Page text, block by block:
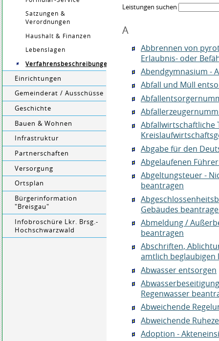
Satzungen &
Verordnungen
Haushalt & Finanzen
Lebenslagen
Verfahrensbeschreibungen
Einrichtungen
Gemeinderat / Ausschüsse
Geschichte
Bauen & Wohnen
Infrastruktur
Partnerschaften
Versorgung
Ortsplan
Bürgerinformation
"Breisgau"
Infobroschüre Lkr. Brsg.-
Hochschwarzwald
Leistungen suchen
A
Abbrennen von
Erlaubnis- oder
Abendgymnasium -
Abfall und Müll
Abfallwirtschaftliche
Abgabe für den
Abgelaufenen
Abgeltungsteuer -
beantragen
Gebäudes
Abmeldung /
beantragen
Abschriften,
amtlich beglaubigen
Abwasser entsorgen
Regenwasser
Abweichende
Abweichende
Adoption -